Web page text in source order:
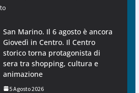
San Marino. Il 6 agosto è ancora
Giovedì in Centro. Il Centro
storico torna protagonista di
sera tra shopping, cultura e
animazione
5 Agosto 2026